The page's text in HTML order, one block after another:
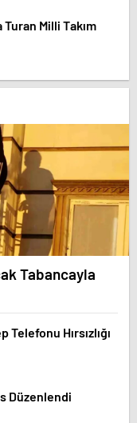
Milli Takım
Tabancayla
Telefonu Hırsızlığı
Düzenlendi